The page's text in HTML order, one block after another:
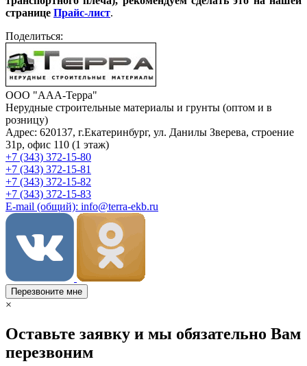
странице Прайс-лист.
Поделиться:
ООО "ААА-Терра"
Нерудные строительные материалы и грунты (оптом и в
розницу)
Адрес: 620137, г.Екатеринбург, ул. Данилы Зверева, строение
31р, офис 110 (1 этаж)
+7 (343) 372-15-80
+7 (343) 372-15-81
+7 (343) 372-15-82
+7 (343) 372-15-83
E-mail (общий): info@terra-ekb.ru
Перезвоните мне
×
Оставьте заявку и мы обязательно Вам
перезвоним